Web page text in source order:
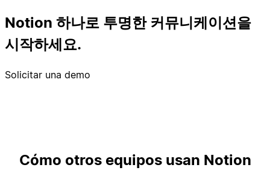
Notion 하나로 투명한 커뮤니케이션을
시작하세요.
Solicitar una demo
Cómo otros equipos usan Notion